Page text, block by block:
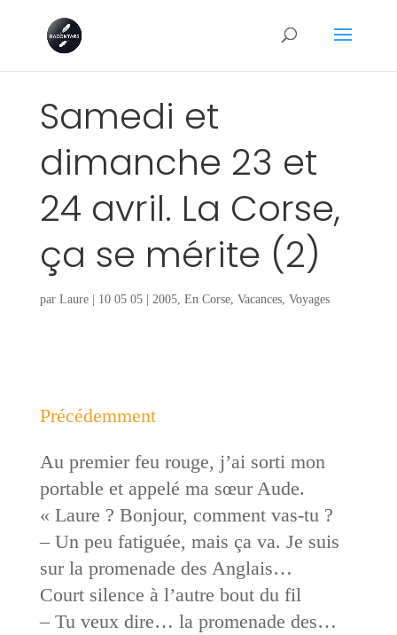
Samedi et
dimanche 23 et
24 avril. La Corse,
ça se mérite (2)
par Laure| 10 05 05| 2005, En Corse, Vacances, Voyages
Précédemment
Au premier feu rouge, j’ai sorti mon
portable et appelé ma sœur Aude.
« Laure ? Bonjour, comment vas-tu ?
– Un peu fatiguée, mais ça va. Je suis
sur la promenade des Anglais…
Court silence à l’autre bout du fil
– Tu veux dire… la promenade des…